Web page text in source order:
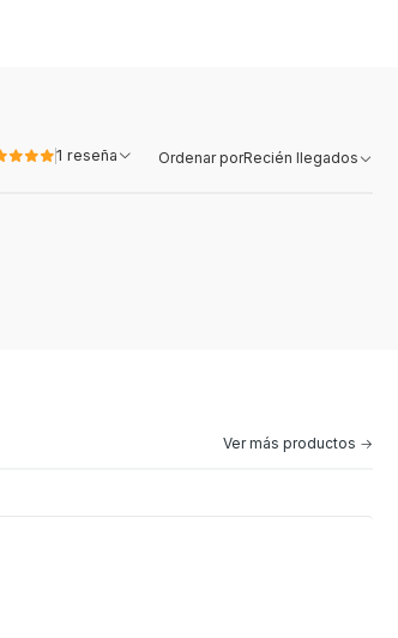
1 reseña Ordenar porRecién llegados
Ver más productos